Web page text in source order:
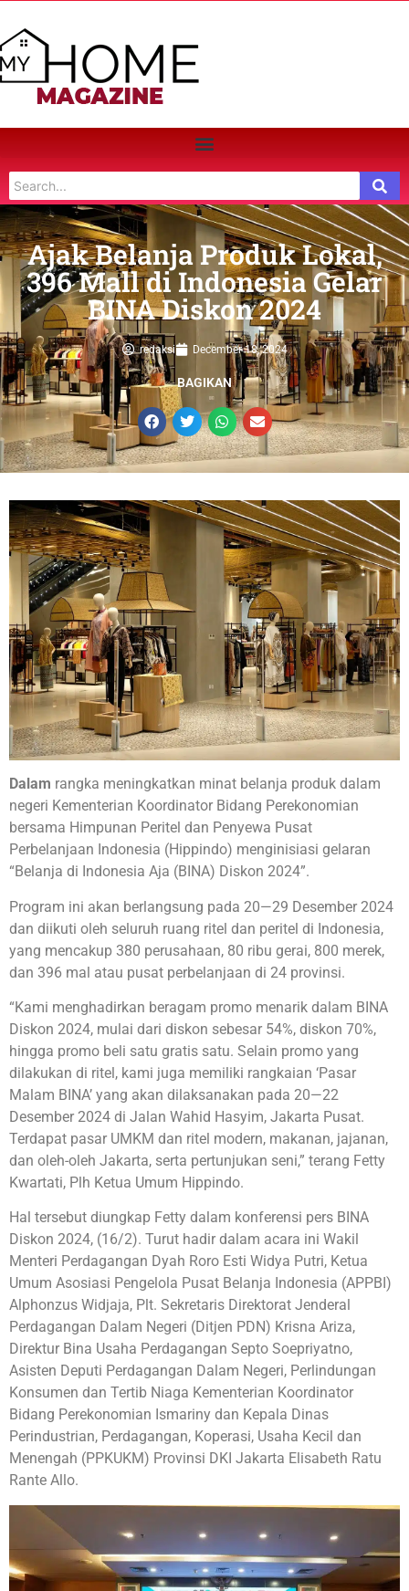
Ajak Belanja Produk Lokal,
396 Mall di Indonesia Gelar
BINA Diskon 2024
redaksi December 18, 2024
BAGIKAN
Dalam rangka meningkatkan minat belanja produk dalam
negeri Kementerian Koordinator Bidang Perekonomian
bersama Himpunan Peritel dan Penyewa Pusat
Perbelanjaan Indonesia (Hippindo) menginisiasi gelaran
“Belanja di Indonesia Aja (BINA) Diskon 2024”.
Program ini akan berlangsung pada 20—29 Desember 2024
dan diikuti oleh seluruh ruang ritel dan peritel di Indonesia,
yang mencakup 380 perusahaan, 80 ribu gerai, 800 merek,
dan 396 mal atau pusat perbelanjaan di 24 provinsi.
“Kami menghadirkan beragam promo menarik dalam BINA
Diskon 2024, mulai dari diskon sebesar 54%, diskon 70%,
hingga promo beli satu gratis satu. Selain promo yang
dilakukan di ritel, kami juga memiliki rangkaian ‘Pasar
Malam BINA’ yang akan dilaksanakan pada 20—22
Desember 2024 di Jalan Wahid Hasyim, Jakarta Pusat.
Terdapat pasar UMKM dan ritel modern, makanan, jajanan,
dan oleh-oleh Jakarta, serta pertunjukan seni,” terang Fetty
Kwartati, Plh Ketua Umum Hippindo.
Hal tersebut diungkap Fetty dalam konferensi pers BINA
Diskon 2024, (16/2). Turut hadir dalam acara ini Wakil
Menteri Perdagangan Dyah Roro Esti Widya Putri, Ketua
Umum Asosiasi Pengelola Pusat Belanja Indonesia (APPBI)
Alphonzus Widjaja, Plt. Sekretaris Direktorat Jenderal
Perdagangan Dalam Negeri (Ditjen PDN) Krisna Ariza,
Direktur Bina Usaha Perdagangan Septo Soepriyatno,
Asisten Deputi Perdagangan Dalam Negeri, Perlindungan
Konsumen dan Tertib Niaga Kementerian Koordinator
Bidang Perekonomian Ismariny dan Kepala Dinas
Perindustrian, Perdagangan, Koperasi, Usaha Kecil dan
Menengah (PPKUKM) Provinsi DKI Jakarta Elisabeth Ratu
Rante Allo.